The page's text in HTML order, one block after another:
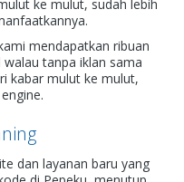
ke mulut, sudah lebih
mendapatkan ribuan
tanpa iklan sama
kabar mulut ke mulut,
dan layanan baru yang